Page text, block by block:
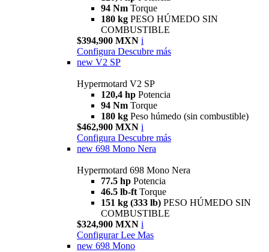
94 Nm Torque
180 kg PESO HÚMEDO SIN
COMBUSTIBLE
$394,900 MXN i
Configura Descubre más
new V2 SP
Hypermotard V2 SP
120,4 hp Potencia
94 Nm Torque
180 kg Peso húmedo (sin combustible)
$462,900 MXN i
Configura Descubre más
new 698 Mono Nera
Hypermotard 698 Mono Nera
77.5 hp Potencia
46.5 lb-ft Torque
151 kg (333 lb) PESO HÚMEDO SIN
COMBUSTIBLE
$324,900 MXN i
Configurar Lee Mas
new 698 Mono